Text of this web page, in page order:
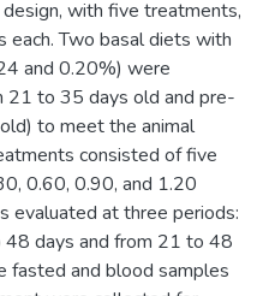
with five treatments,
each. Two basal diets with
and 0.20%) were
to 35 days old and pre-
to meet the animal
consisted of five
0.60, 0.90, and 1.20
evaluated at three periods:
days and from 21 to 48
fasted and blood samples